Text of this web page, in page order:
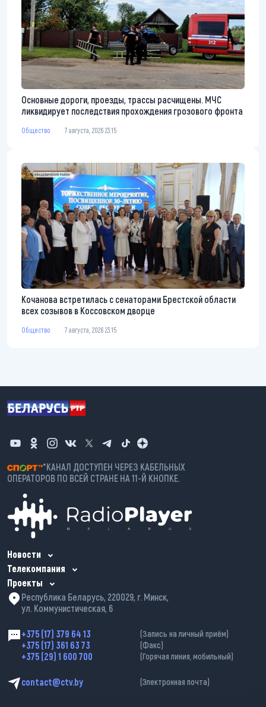
Основные дороги, проезды, трассы расчищены. МЧС
ликвидирует последствия прохождения грозового фронта
Общество 7 августа, 2026 23:15
Кочанова встретилась с сенаторами Брестской области
всех созывов в Коссовском дворце
Общество 7 августа, 2026 23:15
*КАНАЛ ДОСТУПЕН ЧЕРЕЗ КАБЕЛЬНЫХ
ОПЕРАТОРОВ ПО ВСЕЙ СТРАНЕ НА 11-Й КНОПКЕ.
Новости
Телекомпания
Проекты
Республика Беларусь, 220029, г. Минск,
ул. Коммунистическая, 6
+375 (17) 379 64 13 (Запись на личный приём)
+375 (17) 361 63 73 (Факс)
+375 (29) 1 600 700 (Горячая линия, мобильный)
contact@ctv.by (Электронная почта)